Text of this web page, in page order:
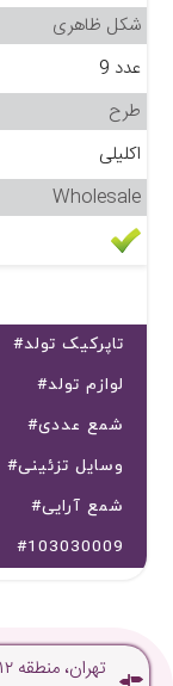
شکل ظاهری
عدد 9
طرح
اکلیلی
Wholesale
#تاپرکیک تولد
#لوازم تولد
#شمع عددی
#وسایل تزئینی
#شمع آرایی
#103030009